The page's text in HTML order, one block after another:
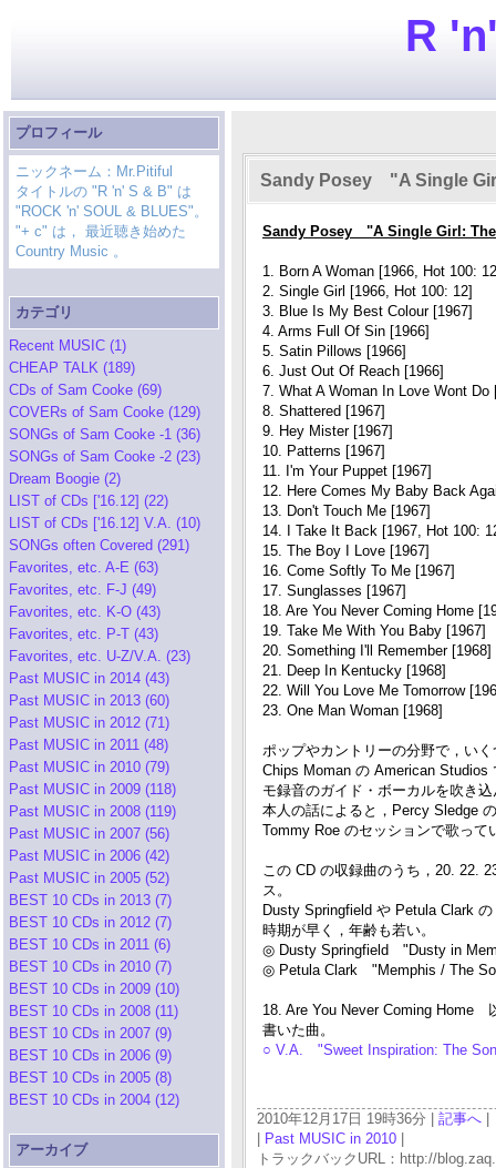
R
プロフィール
ニックネーム：Mr.Pitiful
タイトルの "R 'n' S & B" は
"ROCK 'n' SOUL & BLUES"。
"+ c" は， 最近聴き始めた
Country Music 。
カテゴリ
Recent MUSIC (1)
CHEAP TALK (189)
CDs of Sam Cooke (69)
COVERs of Sam Cooke (129)
SONGs of Sam Cooke -1 (36)
SONGs of Sam Cooke -2 (23)
Dream Boogie (2)
LIST of CDs ['16.12] (22)
LIST of CDs ['16.12] V.A. (10)
SONGs often Covered (291)
Favorites, etc. A-E (63)
Favorites, etc. F-J (49)
Favorites, etc. K-O (43)
Favorites, etc. P-T (43)
Favorites, etc. U-Z/V.A. (23)
Past MUSIC in 2014 (43)
Past MUSIC in 2013 (60)
Past MUSIC in 2012 (71)
Past MUSIC in 2011 (48)
Past MUSIC in 2010 (79)
Past MUSIC in 2009 (118)
Past MUSIC in 2008 (119)
Past MUSIC in 2007 (56)
Past MUSIC in 2006 (42)
Past MUSIC in 2005 (52)
BEST 10 CDs in 2013 (7)
BEST 10 CDs in 2012 (7)
BEST 10 CDs in 2011 (6)
BEST 10 CDs in 2010 (7)
BEST 10 CDs in 2009 (10)
BEST 10 CDs in 2008 (11)
BEST 10 CDs in 2007 (9)
BEST 10 CDs in 2006 (9)
BEST 10 CDs in 2005 (8)
BEST 10 CDs in 2004 (12)
アーカイブ
Sandy Posey "A Single
Sandy Posey "A Single Girl:
1. Born A Woman [1966, Hot 100:
2. Single Girl [1966, Hot 100: 12]
3. Blue Is My Best Colour [1967]
4. Arms Full Of Sin [1966]
5. Satin Pillows [1966]
6. Just Out Of Reach [1966]
7. What A Woman In Love Wont Do
8. Shattered [1967]
9. Hey Mister [1967]
10. Patterns [1967]
11. I'm Your Puppet [1967]
12. Here Comes My Baby Back
13. Don't Touch Me [1967]
14. I Take It Back [1967, Hot 100:
15. The Boy I Love [1967]
16. Come Softly To Me [1967]
17. Sunglasses [1967]
18. Are You Never Coming Home
19. Take Me With You Baby [1967]
20. Something I'll Remember [1968]
21. Deep In Kentucky [1968]
22. Will You Love Me Tomorrow
23. One Man Woman [1968]
ポップやカントリーの分野で，い
Chips Moman の American Studios
モ録音のガイド・ボーカルを吹き
本人の話によると，Percy Sledge
Tommy Roe のセッションで歌って
この CD の収録曲のうち，20. 22.
ス。
Dusty Springfield や Petula Clark
時期が早く，年齢も若い。
◎ Dusty Springfield "Dusty in
◎ Petula Clark "Memphis / The
18. Are You Never Coming Home
書いた曲。
○ V.A. "Sweet Inspiration: The
2010年12月17日 19時36分 | 記事へ
Past MUSIC in 2010
トラックバックURL：http://